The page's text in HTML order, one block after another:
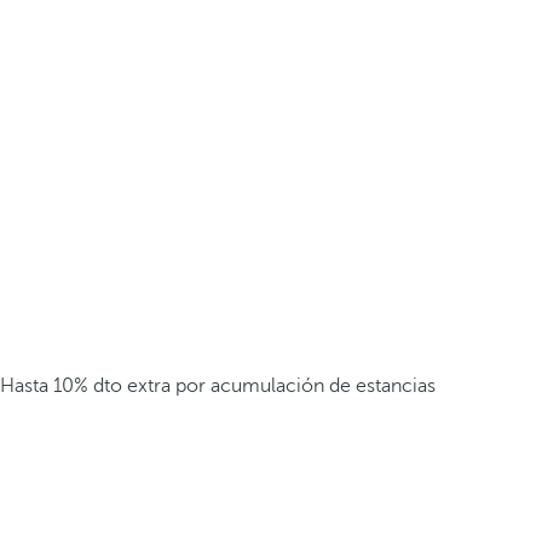
Hasta 10% dto extra por acumulación de estancias